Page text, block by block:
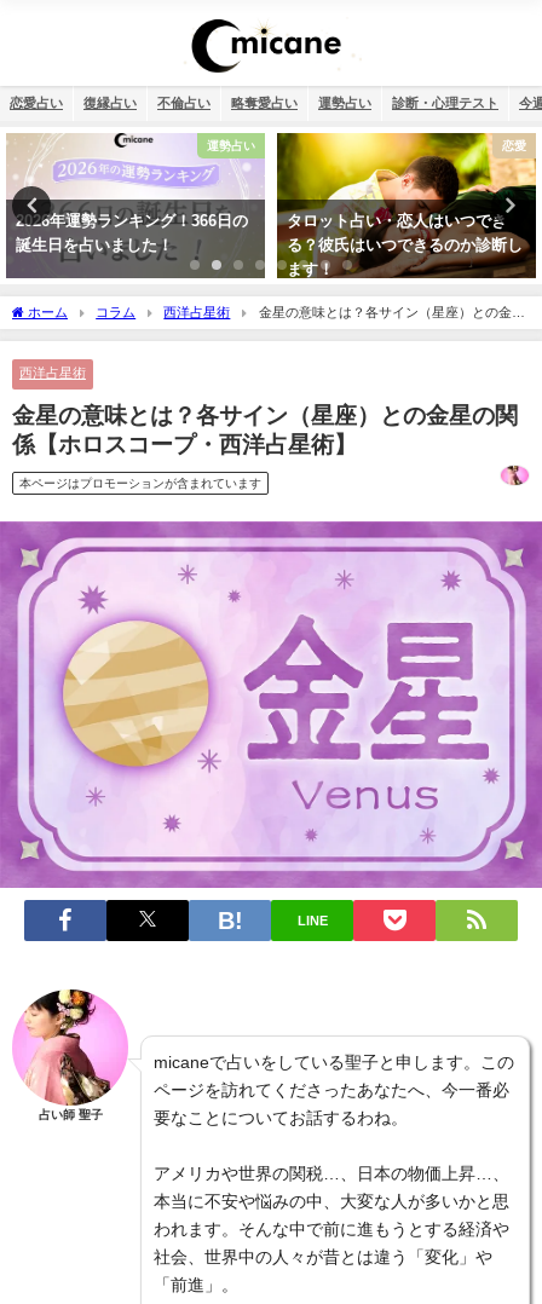
恋愛占い 復縁占い 不倫占い 略奪愛占い 運勢占い 診断・心理テスト 今
恋愛
タロット占い・恋人はいつでき
る？彼氏はいつできるのか診断し
不
相性占い・既婚者同士の恋愛でダ
ブル不倫（W不倫）は成就する？
【霊視真剣】
ホーム コラム 西洋占星術
金星の意味とは？各サイン（星座）との金星
の関係【ホロスコープ・西洋占星術】
西洋占星術
金星の意味とは？各サイン（星座）との金星の関
係【ホロスコープ・西洋占星術】
本ページはプロモーションが含まれています
LINE
占い師 聖子
micaneで占いをしている聖子と申します。この
ページを訪れてくださったあなたへ、今一番必
要なことについてお話するわね。
アメリカや世界の関税…、日本の物価上昇…、
本当に不安や悩みの中、大変な人が多いかと思
われます。そんな中で前に進もうとする経済や
社会、世界中の人々が昔とは違う「変化」や
「前進」。